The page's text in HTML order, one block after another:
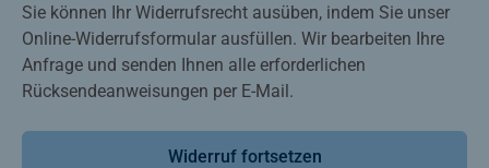
Sie können Ihr Widerrufsrecht ausüben, indem Sie unser
Online-Widerrufsformular ausfüllen. Wir bearbeiten Ihre
Anfrage und senden Ihnen alle erforderlichen
Rücksendeanweisungen per E-Mail.
Widerruf fortsetzen